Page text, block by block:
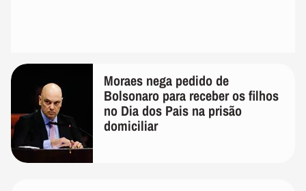
Moraes nega pedido de
Bolsonaro para receber os filhos
no Dia dos Pais na prisão
domiciliar